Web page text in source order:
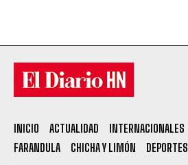
INICIO ACTUALIDAD INTERNACIONALES
FARANDULA
CHICHA Y LIMÓN DEPORTES